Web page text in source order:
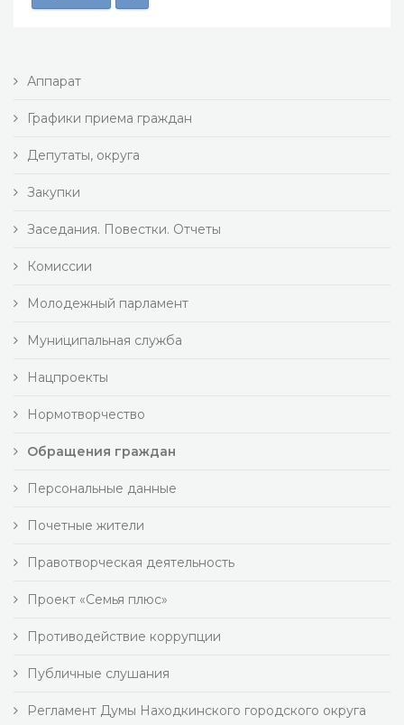
Аппарат
Графики приема граждан
Депутаты, округа
Закупки
Заседания. Повестки. Отчеты
Комиссии
Молодежный парламент
Муниципальная служба
Нацпроекты
Нормотворчество
Обращения граждан
Персональные данные
Почетные жители
Правотворческая деятельность
Проект «Семья плюс»
Противодействие коррупции
Публичные слушания
Регламент Думы Находкинского городского округа